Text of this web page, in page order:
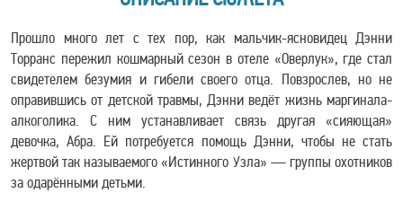
Прошло много лет с тех пор, как мальчик-ясновидец Дэнни
Торранс пережил кошмарный сезон в отеле «Оверлук», где стал
свидетелем безумия и гибели своего отца. Повзрослев, но не
оправившись от детской травмы, Дэнни ведёт жизнь маргинала-
алкоголика. С ним устанавливает связь другая «сияющая»
девочка, Абра. Ей потребуется помощь Дэнни, чтобы не стать
жертвой так называемого «Истинного Узла» — группы охотников
за одарёнными детьми.